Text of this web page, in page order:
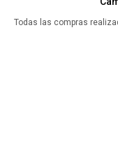
Todas las compras